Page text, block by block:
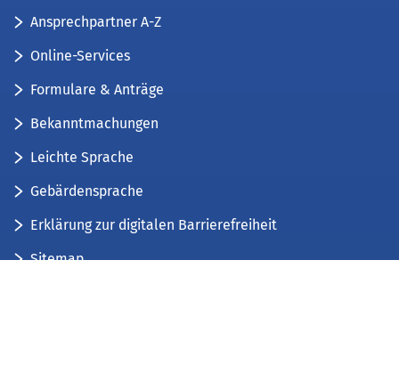
Ansprechpartner A-Z
Online-Services
Formulare & Anträge
Bekanntmachungen
Leichte Sprache
Gebärdensprache
Erklärung zur digitalen Barrierefreiheit
Sitemap